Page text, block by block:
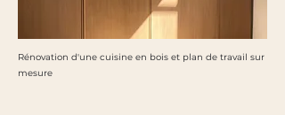
Rénovation d'une cuisine en bois et plan de travail sur
mesure